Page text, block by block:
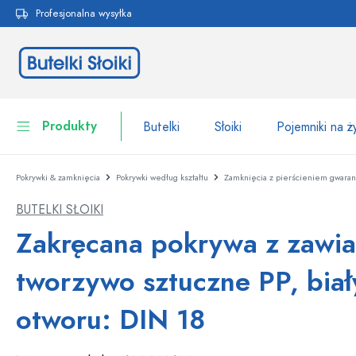
Przejdź do głównej nawigacji
Profesjonalna wysyłka
Produkty Butelki Słoiki Pojemniki na
Butelki
Pojemniki na żywność
Naczynia
Opakowania kosmetyczne
Do kategorii Butelki
Butelki WECK
Butelki według funkcji
Pokrywki & zamknięcia Pokrywki według kształtu Zamknięcia z pierścieniem
BUTELKI SŁOIKI
Zakręcana pokrywa z
tworzywo sztuczne PP,
otworu: DIN 18